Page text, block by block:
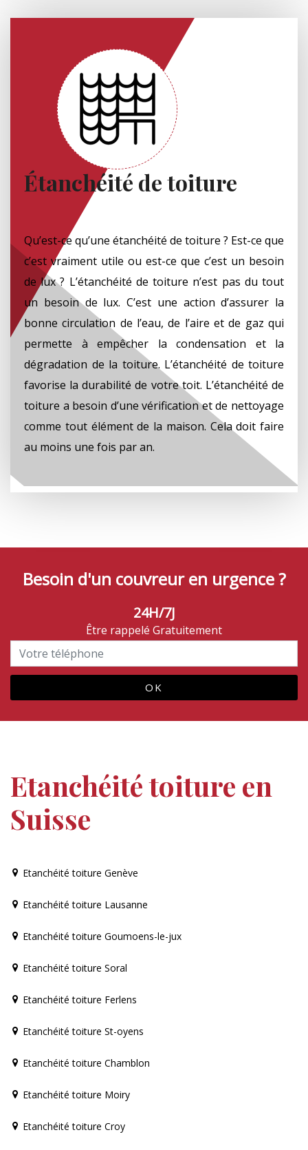
Étanchéité de toiture
Qu’est-ce qu’une étanchéité de toiture ? Est-ce que
c’est vraiment utile ou est-ce que c’est un besoin
de lux ? L’étanchéité de toiture n’est pas du tout
un besoin de lux. C’est une action d’assurer la
bonne circulation de l’eau, de l’aire et de gaz qui
permette à empêcher la condensation et la
dégradation de la toiture. L’étanchéité de toiture
favorise la durabilité de votre toit. L’étanchéité de
toiture a besoin d’une vérification et de nettoyage
comme tout élément de la maison. Cela doit faire
au moins une fois par an.
Besoin d'un couvreur en urgence ?
24H/7J
Être rappelé Gratuitement
Etanchéité toiture en
Suisse
Etanchéité toiture Genève
Etanchéité toiture Lausanne
Etanchéité toiture Goumoens-le-jux
Etanchéité toiture Soral
Etanchéité toiture Ferlens
Etanchéité toiture St-oyens
Etanchéité toiture Chamblon
Etanchéité toiture Moiry
Etanchéité toiture Croy